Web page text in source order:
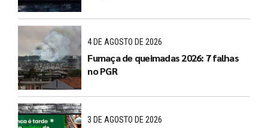
4 DE AGOSTO DE 2026
Fumaça de queimadas 2026: 7 falhas
no PGR
3 DE AGOSTO DE 2026